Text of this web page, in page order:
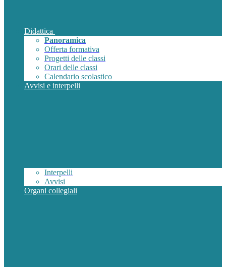
Didattica
Panoramica
Offerta formativa
Progetti delle classi
Orari delle classi
Calendario scolastico
Avvisi e interpelli
Interpelli
Avvisi
Organi collegiali